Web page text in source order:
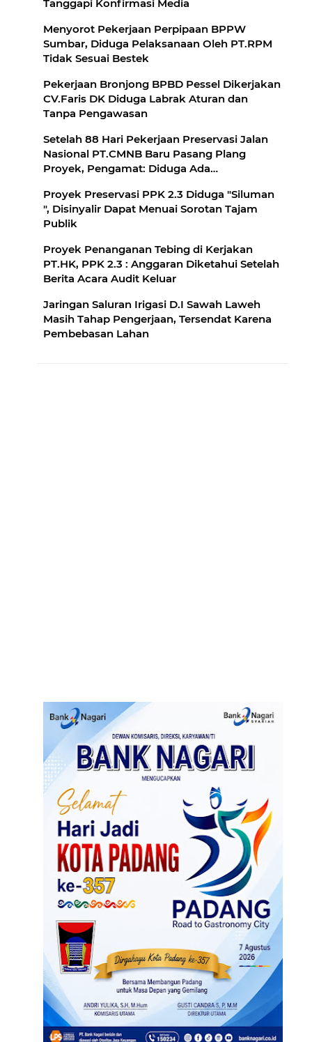
Tanggapi Konfirmasi Media
Menyorot Pekerjaan Perpipaan BPPW
Sumbar, Diduga Pelaksanaan Oleh PT.RPM
Tidak Sesuai Bestek
Pekerjaan Bronjong BPBD Pessel Dikerjakan
CV.Faris DK Diduga Labrak Aturan dan
Tanpa Pengawasan
Setelah 88 Hari Pekerjaan Preservasi Jalan
Nasional PT.CMNB Baru Pasang Plang
Proyek, Pengamat: Diduga Ada
Proyek Preservasi PPK 2.3 Diduga "Siluman
", Disinyalir Dapat Menuai Sorotan Tajam
Publik
Proyek Penanganan Tebing di Kerjakan
PT.HK, PPK 2.3 : Anggaran Diketahui Setelah
Berita Acara Audit Keluar
Jaringan Saluran Irigasi D.I Sawah Laweh
Masih Tahap Pengerjaan, Tersendat Karena
Pembebasan Lahan